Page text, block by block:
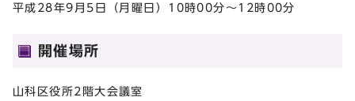
平成28年9月5日（月曜日）10時00分～12時00分
開催場所
山科区役所2階大会議室